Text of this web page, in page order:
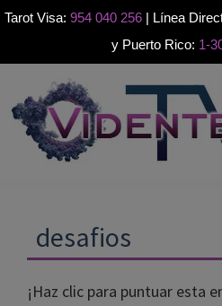
Tarot Visa: 954 040 256 | Línea
y Puerto Rico: 1-
to
primary
navigation
to
main
content
to
footer
teléfono
desafios
¡Haz clic para puntuar esta